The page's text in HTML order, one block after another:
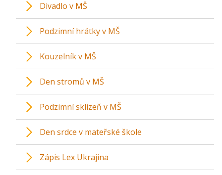
Divadlo v MŠ
Podzimní hrátky v MŠ
Kouzelník v MŠ
Den stromů v MŠ
Podzimní sklizeň v MŠ
Den srdce v mateřské škole
Zápis Lex Ukrajina